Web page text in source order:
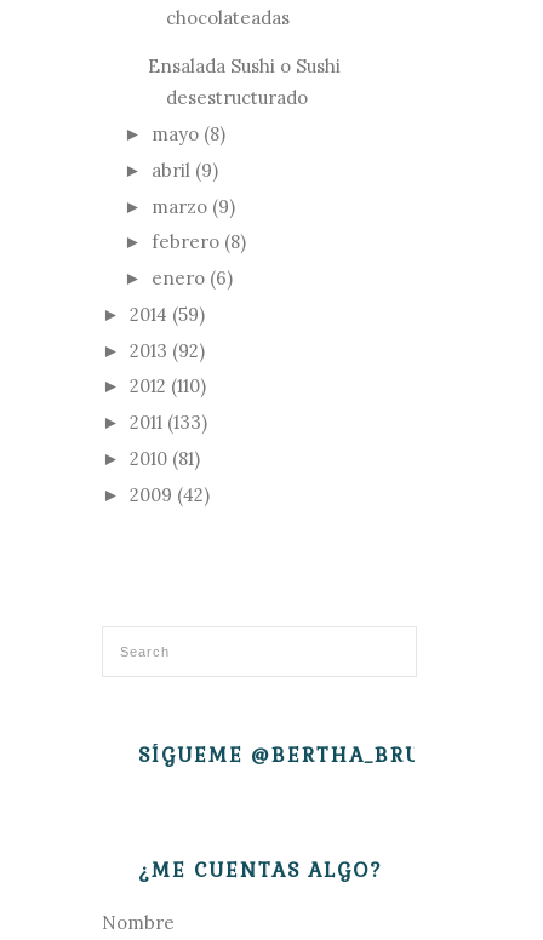
chocolateadas
Ensalada Sushi o Sushi
desestructurado
► mayo (8)
► abril (9)
► marzo (9)
► febrero (8)
► enero (6)
► 2014 (59)
► 2013 (92)
► 2012 (110)
► 2011 (133)
► 2010 (81)
► 2009 (42)
SÍGUEME @BERTHA_BRUJITA
¿ME CUENTAS ALGO?
Nombre